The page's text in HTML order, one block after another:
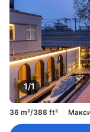
1/1
36 m²/388 ft²